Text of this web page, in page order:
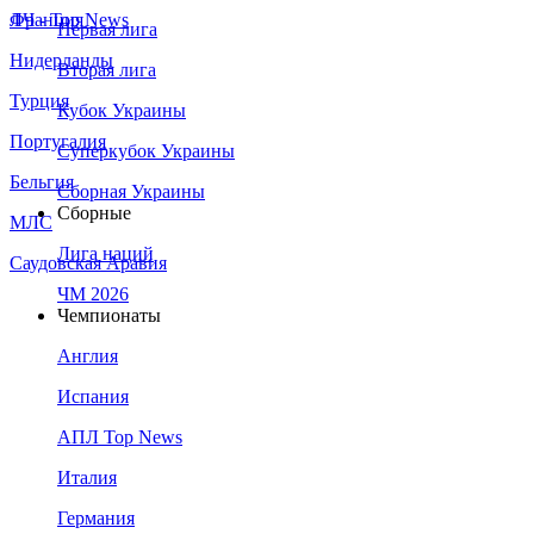
Франция
Нидерланды
Турция
Португалия
Бельгия
МЛС
Саудовская Аравия
ЛЧ - Top News
Первая лига
Вторая лига
Кубок Украины
Суперкубок Украины
Сборная Украины
Сборные
Лига наций
ЧМ 2026
Чемпионаты
Англия
Испания
АПЛ Top News
Италия
Германия